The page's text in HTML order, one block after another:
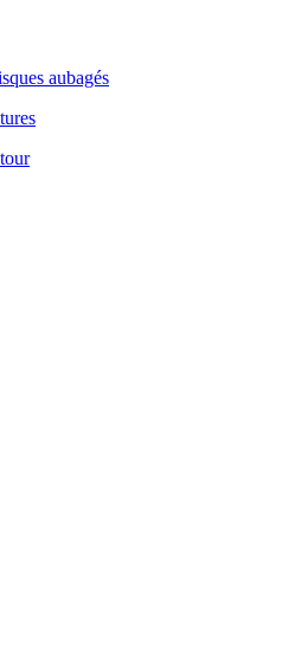
aubagés